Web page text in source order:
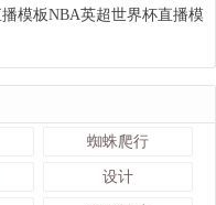
播模板NBA英超世界杯直播模
蜘蛛爬行
设计